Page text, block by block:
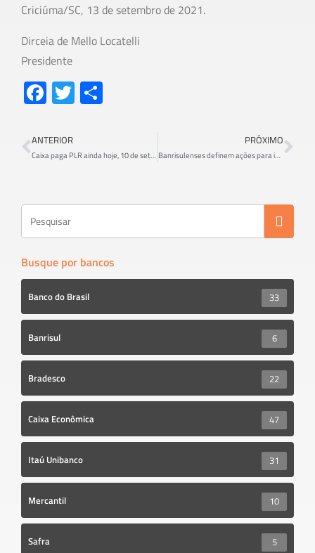
Criciúma/SC, 13 de setembro de 2021.
Dirceia de Mello Locatelli
Presidente
Fa
ce
b
o
T
wi
er e
ANTERIOR
Caixa paga PLR ainda hoje, 10 de setembro
PRÓXIMO
Banrisulenses definem ações para impedir privatização do banco
Busque por bancos
Banco do Brasil 33
Banrisul 6
Bradesco 22
Caixa Econômica 47
Itaú Unibanco 31
Mercantil 10
Safra 5